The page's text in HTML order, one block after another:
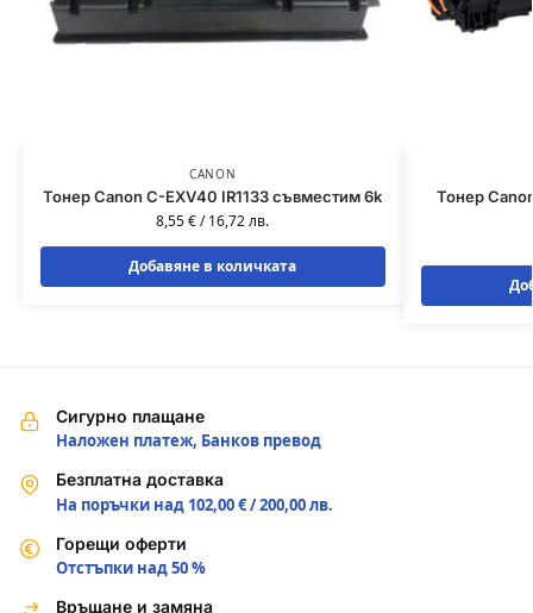
CANON
Тонер Canon C-EXV40 IR1133 съвместим 6k
8,55€/16,72лв.
Добавяне в количката
Тонер
Сигурно плащане
Наложен платеж, Банков превод
Безплатна доставка
На поръчки над 102,00 € / 200,00 лв.
Горещи оферти
Отстъпки над 50 %
Връщане и замяна